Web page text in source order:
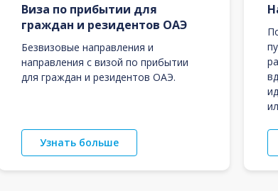
Виза по прибытии для
граждан и резидентов ОАЭ
Безвизовые направления и
направления с визой по прибытии
для граждан и резидентов ОАЭ.
Узнать больше